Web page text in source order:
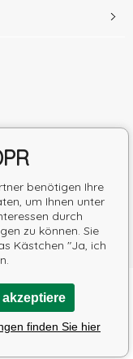
s.r.o.
-Lageplan
benötigen Ihre
um Ihnen unter
durch
zu können. Sie
Kästchen "Ja, ich
finden Sie hier